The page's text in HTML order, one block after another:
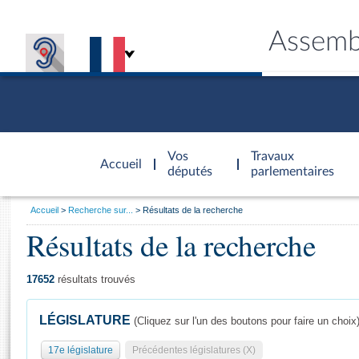
Accueil
d'accueil
Vos
députés
Travaux
parlementaires
Général
Vous
Accueil Recherche sur... Résultats de la recherche
Résultats de la recherche
17652 résultats trouvés
LÉGISLATURE (Cliquez sur l'un des boutons pour faire un choix)
17e législature Précédentes législatures (X)